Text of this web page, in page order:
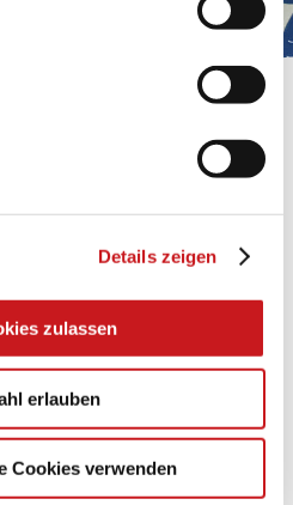
Details zeigen
zulassen
erlauben
Cookies verwenden
Tipp
Tipps